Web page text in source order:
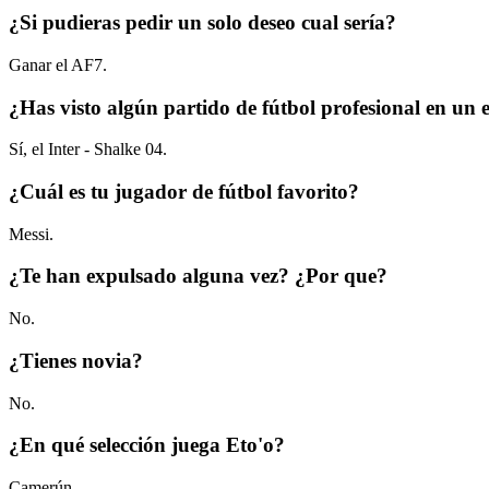
¿Si pudieras pedir un solo deseo cual sería?
Ganar el AF7.
¿Has visto algún partido de fútbol profesional en un
Sí, el Inter - Shalke 04.
¿Cuál es tu jugador de fútbol favorito?
Messi.
¿Te han expulsado alguna vez? ¿Por que?
No.
¿Tienes novia?
No.
¿En qué selección juega Eto'o?